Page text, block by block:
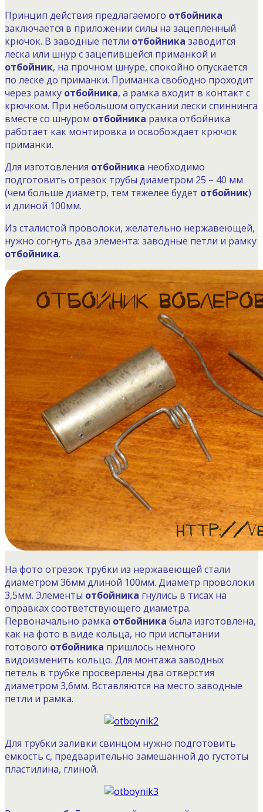
Принцип действия предлагаемого отбойника
заключается в приложении силы на зацепленный
крючок. В заводные петли отбойника заводится
леска или шнур с зацепившейся приманкой и
отбойник, на прочном шнуре, спокойно опускается
по леске до приманки. Приманка свободно проходит
через рамку отбойника, а рамка входит в контакт с
крючком. При небольшом опускании лески спиннинга
вместе со шнуром отбойника рамка отбойника
работает как монтировка и освобождает крючок
приманки.
Для изготовления отбойника необходимо
подготовить отрезок трубы диаметром 25 – 40 мм
(чем больше диаметр, тем тяжелее будет отбойник)
и длиной 100мм.
Из сталистой проволоки, желательно нержавеющей,
нужно согнуть два элемента: заводные петли и рамку
отбойника.
На фото отрезок трубки из нержавеющей стали
диаметром 36мм длиной 100мм. Диаметр проволоки
3,5мм. Элементы отбойника гнулись в тисах на
оправках соответствующего диаметра.
Первоначально рамка отбойника была изготовлена,
как на фото в виде кольца, но при испытании
готового отбойника пришлось немного
видоизменить кольцо. Для монтажа заводных
петель в трубке просверлены два отверстия
диаметром 3,6мм. Вставляются на место заводные
петли и рамка.
Для трубки заливки свинцом нужно подготовить
емкость с, предварительно замешанной до густоты
пластилина, глиной.